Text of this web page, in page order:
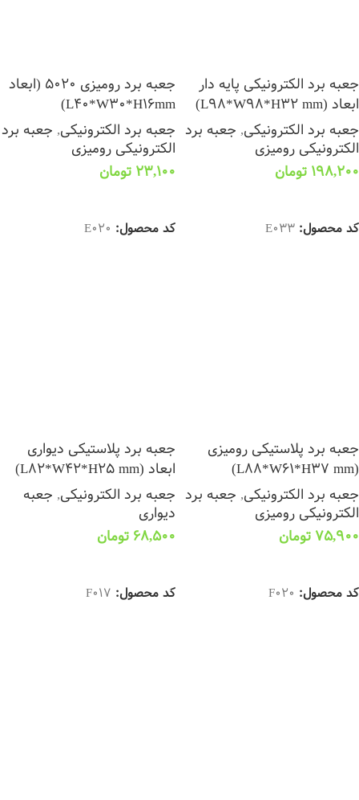
جعبه برد الکترونیکی پایه دار
ابعاد (L98*W98*H32 mm)
جعبه برد الکترونیکی, جعبه برد
الکترونیکی رومیزی
198,200 تومان
کد محصول: E033
جعبه برد رومیزی 5020 (ابعاد
L40*W30*H16mm)
جعبه برد الکترونیکی, جعبه برد
الکترونیکی رومیزی
23,100 تومان
کد محصول: E020
جعبه برد پلاستیکی رومیزی
(L88*W61*H37 mm)
جعبه برد الکترونیکی, جعبه برد
الکترونیکی رومیزی
75,900 تومان
کد محصول: F020
جعبه برد پلاستیکی دیواری
ابعاد (L82*W42*H25 mm)
جعبه برد الکترونیکی, جعبه
دیواری
68,500 تومان
کد محصول: F017